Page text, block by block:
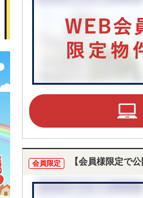
会員限定 【会員様限定で公